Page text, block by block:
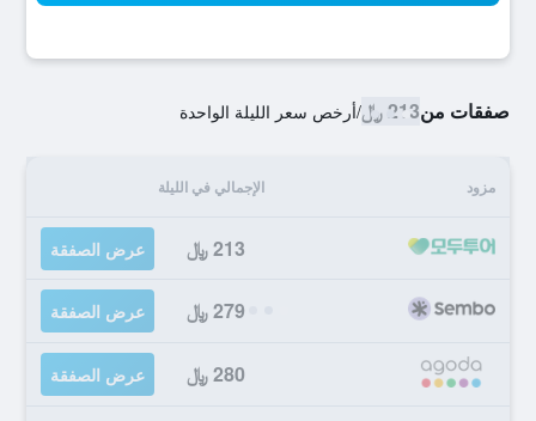
صفقات من213 ﷼ /أرخص سعر الليلة الواحدة
مزود الإجمالي في الليلة
213 ﷼ عرض الصفقة
279 ﷼ عرض الصفقة
280 ﷼ عرض الصفقة